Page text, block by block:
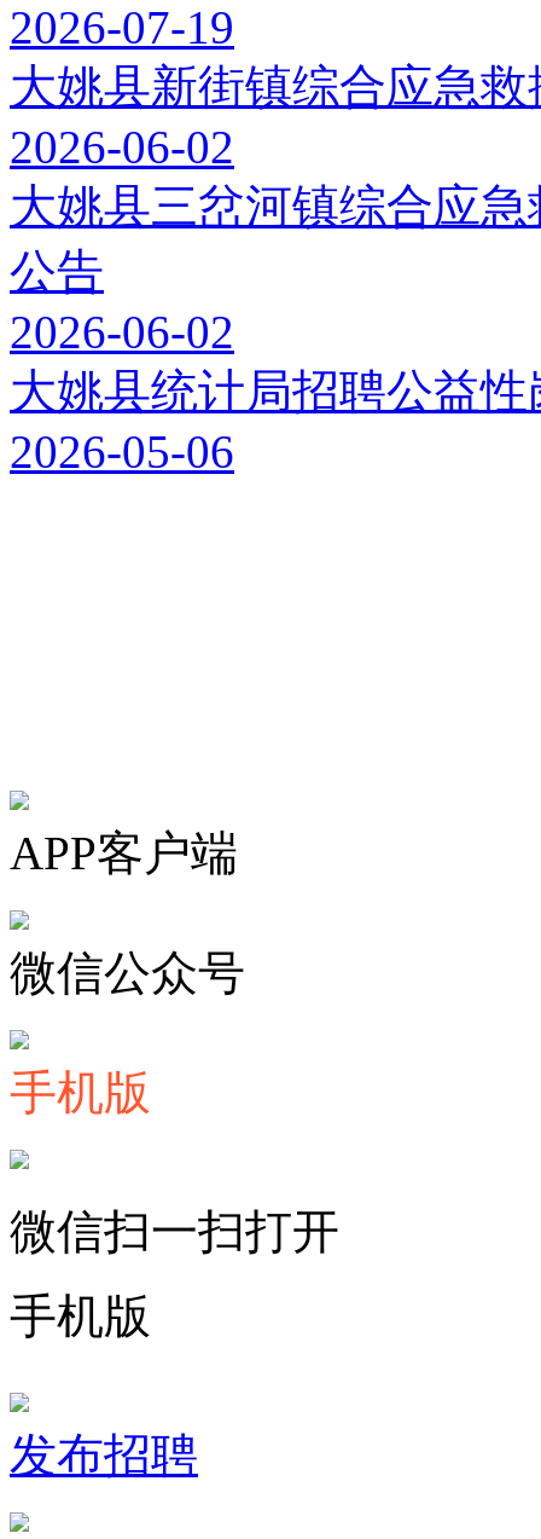
2026-07-19
大姚县新街镇综合应急
2026-06-02
大姚县三岔河镇综合应
公告
2026-06-02
大姚县统计局招聘公益
2026-05-06
APP客户端
微信公众号
手机版
微信扫一扫打开
手机版
发布招聘